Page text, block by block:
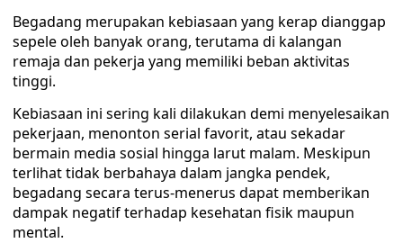
Begadang merupakan kebiasaan yang kerap dianggap
sepele oleh banyak orang, terutama di kalangan
remaja dan pekerja yang memiliki beban aktivitas
tinggi.
Kebiasaan ini sering kali dilakukan demi menyelesaikan
pekerjaan, menonton serial favorit, atau sekadar
bermain media sosial hingga larut malam. Meskipun
terlihat tidak berbahaya dalam jangka pendek,
begadang secara terus-menerus dapat memberikan
dampak negatif terhadap kesehatan fisik maupun
mental.